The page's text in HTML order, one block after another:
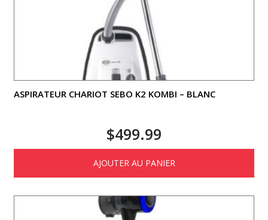
ASPIRATEUR CHARIOT SEBO K2 KOMBI – BLANC
$499.99
AJOUTER AU PANIER